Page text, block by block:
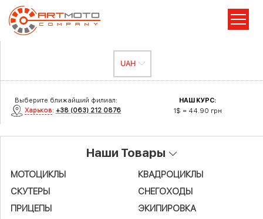
Выберите ближайший филиал:
Харьков:+38 (063) 212 0876
НАШ КУРС:
1$ = 44.90 грн
Наши Товары
МОТОЦИКЛЫ
КВАДРОЦИКЛЫ
СКУТЕРЫ
СНЕГОХОДЫ
ПРИЦЕПЫ
ЭКИПИРОВКА